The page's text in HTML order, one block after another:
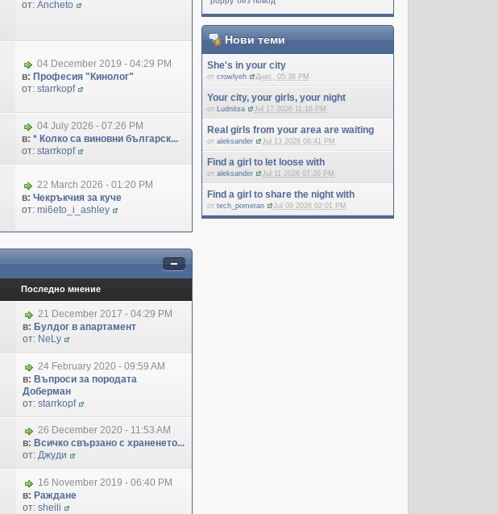
Нови теми
She's in your city
отcrowlyeh Днес, 05:38 PM
Your city, your girls, your night
от Ludnitsa Jul 17 2026 11:16 PM
Real girls from your area are waiting
отaleksander Jul 13 2026 08:41 PM
Find a girl to let loose with
отaleksander Jul 11 2026 07:20 PM
Find a girl to share the night with
отtech_pomeran Jul 09 2026 02:01 PM
от: Ancheto
04 December 2019 - 04:29 PM
в: Професия "Кинолог"
от: starrkopf
04 July 2026 - 07:26 PM
в: * Колко са виновни българск...
от: starrkopf
22 March 2026 - 01:20 PM
в: Чекръкчия за куче
от: mi6eto_i_ashley
Последно мнение
21 December 2017 - 04:29 PM
в: Булдог в апартамент
от: NeLy
24 February 2020 - 09:59 AM
в: Въпроси за породата
Доберман
от: starrkopf
26 December 2020 - 11:53 AM
в: Всичко свързано с храненето...
от: Джуди
16 November 2019 - 06:40 PM
в: Раждане
от: sheili